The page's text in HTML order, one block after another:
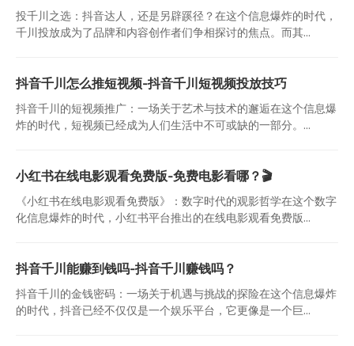
投千川之选：抖音达人，还是另辟蹊径？在这个信息爆炸的时代，
千川投放成为了品牌和内容创作者们争相探讨的焦点。而其...
抖音千川怎么推短视频-抖音千川短视频投放技巧
抖音千川的短视频推广：一场关于艺术与技术的邂逅在这个信息爆
炸的时代，短视频已经成为人们生活中不可或缺的一部分。...
小红书在线电影观看免费版-免费电影看哪？🎬
《小红书在线电影观看免费版》：数字时代的观影哲学在这个数字
化信息爆炸的时代，小红书平台推出的在线电影观看免费版...
抖音千川能赚到钱吗-抖音千川赚钱吗？
抖音千川的金钱密码：一场关于机遇与挑战的探险在这个信息爆炸
的时代，抖音已经不仅仅是一个娱乐平台，它更像是一个巨...